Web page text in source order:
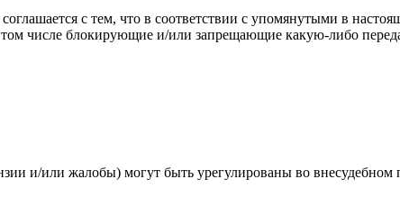
с тем, что в соответствии с упомянутыми в
том числе блокирующие и/или запрещающие какую-либо
и/или жалобы) могут быть урегулированы во